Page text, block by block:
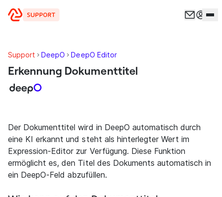
Support DeepO DeepO Editor
Erkennung Dokumenttitel
Der Dokumenttitel wird in DeepO automatisch durch
eine KI erkannt und steht als hinterlegter Wert im
Expression-Editor zur Verfügung. Diese Funktion
ermöglicht es, den Titel des Dokuments automatisch in
ein DeepO-Feld abzufüllen.